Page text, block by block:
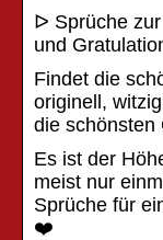
ᐅ Sprüche
und
Findet die
originell,
die schönsten
Es ist der
meist nur
Sprüche für
❤️